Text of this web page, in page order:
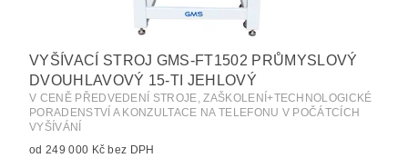
VYŠÍVACÍ STROJ GMS-FT1502 PRŮMYSLOVÝ
DVOUHLAVOVÝ 15-TI JEHLOVÝ
V CENĚ PŘEDVEDENÍ STROJE, ZAŠKOLENÍ+TECHNOLOGICKÉ
PORADENSTVÍ A KONZULTACE NA TELEFONU V POČÁTCÍCH
VYŠÍVÁNÍ
od 249 000 Kč bez DPH